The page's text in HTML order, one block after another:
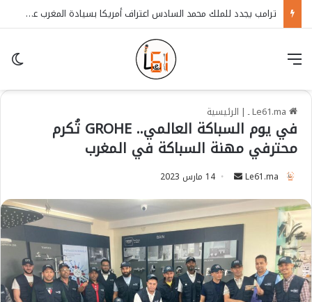
ترامب يجدد للملك محمد السادس اعتراف أمريكا بسيادة المغرب على الصحراء
| الرئيسية
في يوم السباكة العالمي.. GROHE تُكرم
محترفي مهنة السباكة في المغرب
Le61.ma
n
d
a
n
e
m
14 مارس 2023